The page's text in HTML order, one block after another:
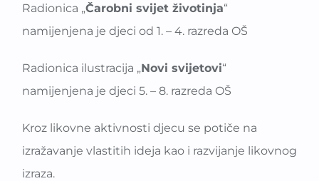
Radionica „Čarobni svijet životinja“
namijenjena je djeci od 1. – 4. razreda OŠ
Radionica ilustracija „Novi svijetovi“
namijenjena je djeci 5. – 8. razreda OŠ
Kroz likovne aktivnosti djecu se potiče na
izražavanje vlastitih ideja kao i razvijanje likovnog
izraza.